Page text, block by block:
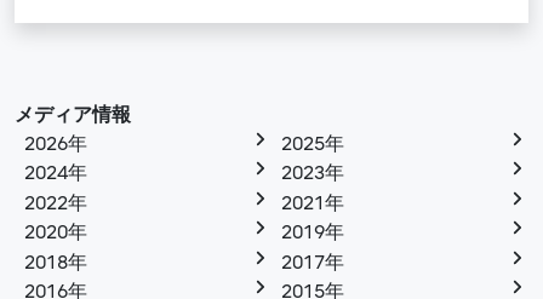
メディア情報
2026年
2025年
2024年
2023年
2022年
2021年
2020年
2019年
2018年
2017年
2016年
2015年